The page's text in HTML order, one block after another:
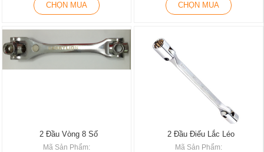
CHỌN MUA CHỌN MUA
2 Đầu Vòng 8 Số
Mã Sản Phẩm:
2 Đầu Điếu Lắc Léo
Mã Sản Phẩm: